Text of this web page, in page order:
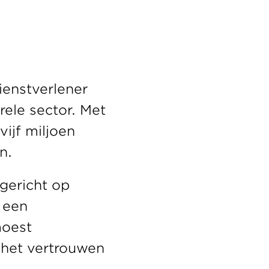
sector. Met
miljoen
op
vertrouwen